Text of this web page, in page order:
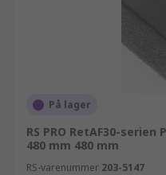
På lager
RS PRO RetAF30-
480 mm 480 mm
RS-varenummer 203-5147